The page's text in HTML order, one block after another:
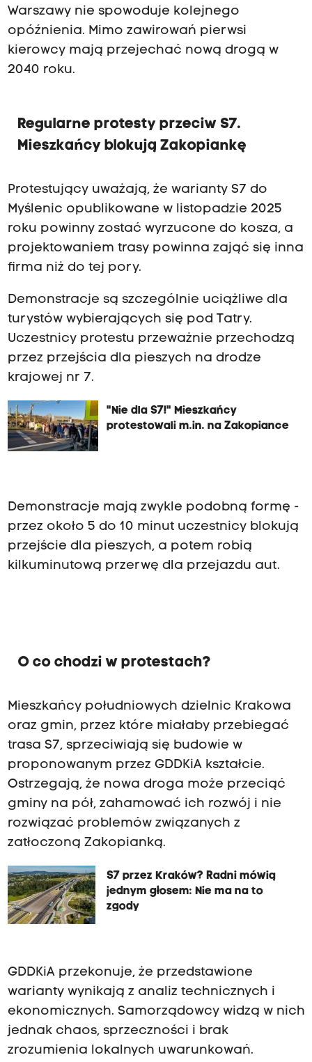
Warszawy nie spowoduje kolejnego
opóźnienia. Mimo zawirowań pierwsi
kierowcy mają przejechać nową drogą w
2040 roku.
Regularne protesty przeciw S7.
Mieszkańcy blokują Zakopiankę
Protestujący uważają, że warianty S7 do
Myślenic opublikowane w listopadzie 2025
roku powinny zostać wyrzucone do kosza, a
projektowaniem trasy powinna zająć się inna
firma niż do tej pory.
Demonstracje są szczególnie uciążliwe dla
turystów wybierających się pod Tatry.
Uczestnicy protestu przeważnie przechodzą
przez przejścia dla pieszych na drodze
krajowej nr 7.
"Nie dla S7!" Mieszkańcy
protestowali m.in. na Zakopiance
Demonstracje mają zwykle podobną formę -
przez około 5 do 10 minut uczestnicy blokują
przejście dla pieszych, a potem robią
kilkuminutową przerwę dla przejazdu aut.
O co chodzi w protestach?
Mieszkańcy południowych dzielnic Krakowa
oraz gmin, przez które miałaby przebiegać
trasa S7, sprzeciwiają się budowie w
proponowanym przez GDDKiA kształcie.
Ostrzegają, że nowa droga może przeciąć
gminy na pół, zahamować ich rozwój i nie
rozwiązać problemów związanych z
zatłoczoną Zakopianką.
S7 przez Kraków? Radni mówią
jednym głosem: Nie ma na to
zgody
GDDKiA przekonuje, że przedstawione
warianty wynikają z analiz technicznych i
ekonomicznych. Samorządowcy widzą w nich
jednak chaos, sprzeczności i brak
zrozumienia lokalnych uwarunkowań.